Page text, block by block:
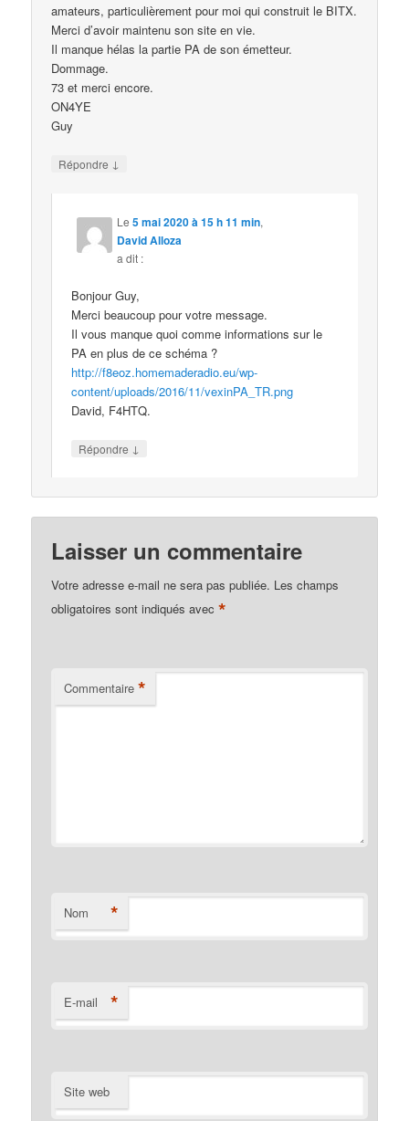
amateurs, particulièrement pour moi qui construit le BITX.
Merci d’avoir maintenu son site en vie.
Il manque hélas la partie PA de son émetteur.
Dommage.
73 et merci encore.
ON4YE
Guy
Répondre ↓
Le5 mai 2020 à 15 h 11 min,
David Alloza
a dit :
Bonjour Guy,
Merci beaucoup pour votre message.
Il vous manque quoi comme informations sur le
PA en plus de ce schéma ?
http://f8eoz.homemaderadio.eu/wp-
content/uploads/2016/11/vexinPA_TR.png
David, F4HTQ.
Répondre ↓
Laisser un commentaire
Votre adresse e-mail ne sera pas publiée. Les champs
obligatoires sont indiqués avec*
Commentaire *
Nom *
E-mail *
Site web